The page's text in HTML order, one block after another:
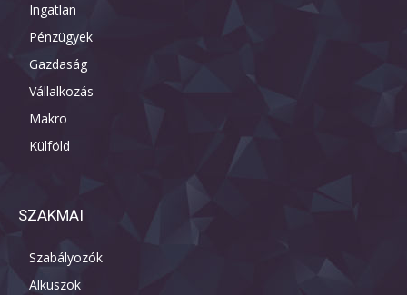
Ingatlan
Pénzügyek
Gazdaság
Vállalkozás
Makro
Külföld
SZAKMAI
Szabályozók
Alkuszok